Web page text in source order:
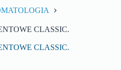
CLASSIC.
CLASSIC.